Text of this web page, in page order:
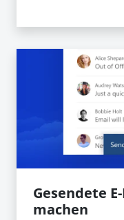
Gesendete
machen